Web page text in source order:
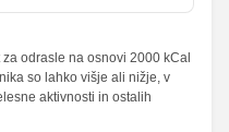
18.4 % 34.29 %
odrasle na osnovi 2000 kCal
so lahko višje ali nižje, v
aktivnosti in ostalih